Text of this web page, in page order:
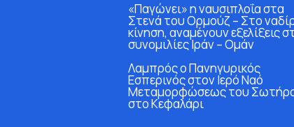
«Παγώνει» η ναυσιπλοΐα στα
Στενά του Ορμούζ – Στο
κίνηση, αναμένουν εξελίξεις
συνομιλίες Ιράν – Ομάν
Λαμπρός ο Πανηγυρικός
Εσπερινός στον Ιερό Ναό
Μεταμορφώσεως του
στο Κεφαλάρι